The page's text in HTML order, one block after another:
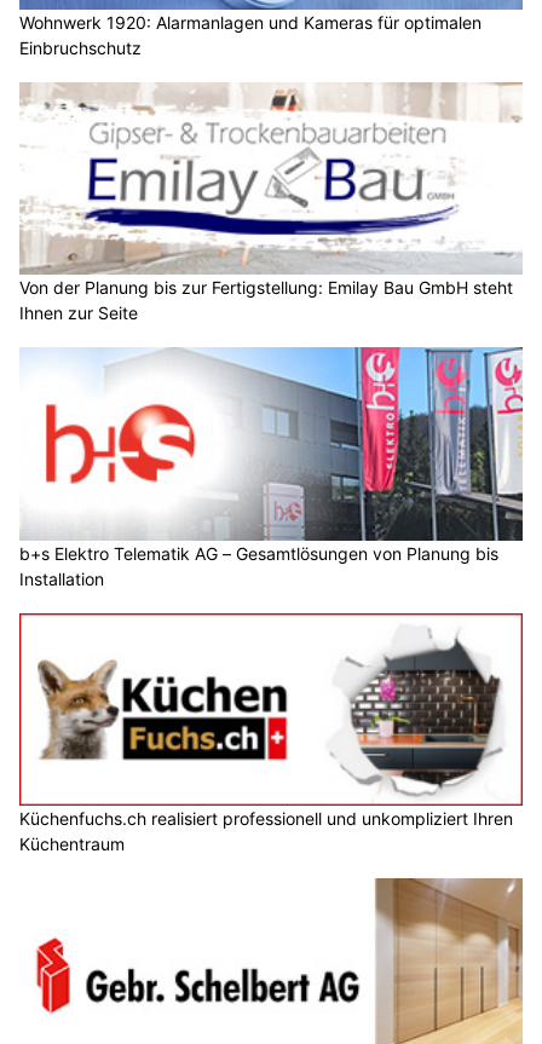
Wohnwerk 1920: Alarmanlagen und Kameras für optimalen
Einbruchschutz
Von der Planung bis zur Fertigstellung: Emilay Bau GmbH steht
Ihnen zur Seite
b+s Elektro Telematik AG – Gesamtlösungen von Planung bis
Installation
Küchenfuchs.ch realisiert professionell und unkompliziert Ihren
Küchentraum